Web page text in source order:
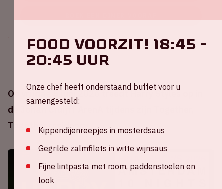
Op vrijdag 5 juni 2026 treedt Harry Styles op in
de Johan Cruijff ArenA tijdens zijn Together,
Together residency.
FOOD VOORZIT! 18:45 -
20:45 uur
Onze chef heeft onderstaand buffet voor u
samengesteld:
Kippendijenreepjes in mosterdsaus
Gegrilde zalmfilets in witte wijnsaus
Fijne lintpasta met room, paddenstoelen en
look